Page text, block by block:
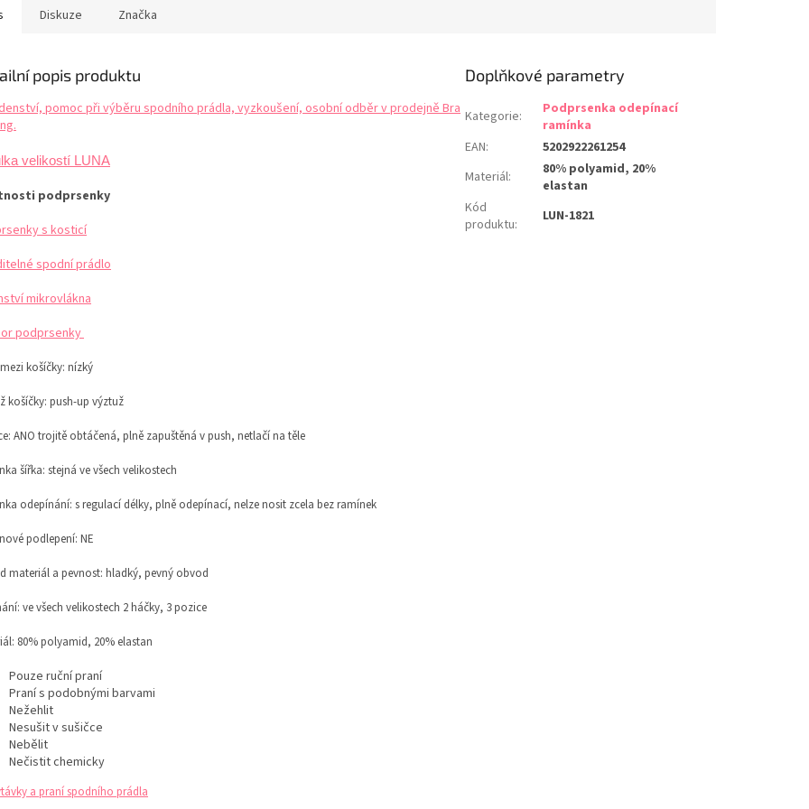
kůže. Extrémně
Bavlněný klínek pro pohodlné
Diskuze Značka
popis produktu
pomoc při výběru spodního prádla, vyzkoušení, osobní odběr v prodejně Bra
velikostí LUNA
podprsenky
s kosticí
spodní prádlo
mikrovlákna
podprsenky
košíčky: nízký
košíčky: push-up výztuž
ANO trojitě obtáčená, plně zapuštěná v push, netlačí na těle
šířka: stejná ve všech velikostech
odepínání: s regulací délky, plně odepínací, nelze nosit zcela bez ramínek
podlepení: NE
materiál a pevnost: hladký, pevný obvod
ve všech velikostech 2 háčky, 3 pozice
80% polyamid, 20% elastan
Pouze ruční praní
Praní s podobnými barvami
Nežehlit
Nesušit v sušičce
Nebělit
Nečistit chemicky
a praní spodního prádla
Doplňkové parametry
Kategorie:
Podprsenka odepínací
ramínka
EAN:
5202922261254
Materiál:
80% polyamid, 20%
elastan
Kód
produktu: LUN-1821